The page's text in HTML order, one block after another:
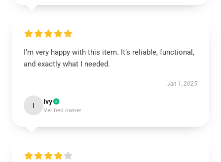
I’m very happy with this item. It’s reliable, functional,
and exactly what I needed.
Jan 1, 2025
I Ivy
Verified owner